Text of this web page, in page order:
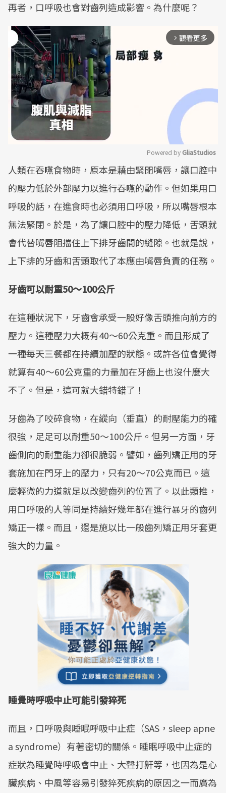
再者，口呼吸也會對齒列造成影響。為什麼呢？
arrow_forward_ios 觀看更多
Mute
Powered by GliaStudios
人類在吞嚥食物時，原本是藉由緊閉嘴唇，讓口腔中
的壓力低於外部壓力以進行吞嚥的動作。但如果用口
呼吸的話，在進食時也必須用口呼吸，所以嘴唇根本
無法緊閉。於是，為了讓口腔中的壓力降低，舌頭就
會代替嘴唇阻擋住上下排牙齒間的縫隙。也就是說，
上下排的牙齒和舌頭取代了本應由嘴唇負責的任務。
牙齒可以耐重50～100公斤
在這種狀況下，牙齒會承受一股好像舌頭推向前方的
壓力。這種壓力大概有40～60公克重。而且形成了
一種每天三餐都在持續加壓的狀態。或許各位會覺得
就算有40～60公克重的力量加在牙齒上也沒什麼大
不了。但是，這可就大錯特錯了！
牙齒為了咬碎食物，在縱向（垂直）的耐壓能力的確
很強，足足可以耐重50～100公斤。但另一方面，牙
齒側向的耐重能力卻很脆弱。譬如，齒列矯正用的牙
套施加在門牙上的壓力，只有20～70公克而已。這
麼輕微的力道就足以改變齒列的位置了。以此類推，
用口呼吸的人等同是持續好幾年都在進行暴牙的齒列
矯正一樣。而且，還是施以比一般齒列矯正用牙套更
強大的力量。
睡覺時呼吸中止可能引發猝死
而且，口呼吸與睡眠呼吸中止症（SAS，sleep apne
a syndrome）有著密切的關係。睡眠呼吸中止症的
症狀為睡覺時呼吸會中止、大聲打鼾等，也因為是心
臟疾病、中風等容易引發猝死疾病的原因之一而廣為